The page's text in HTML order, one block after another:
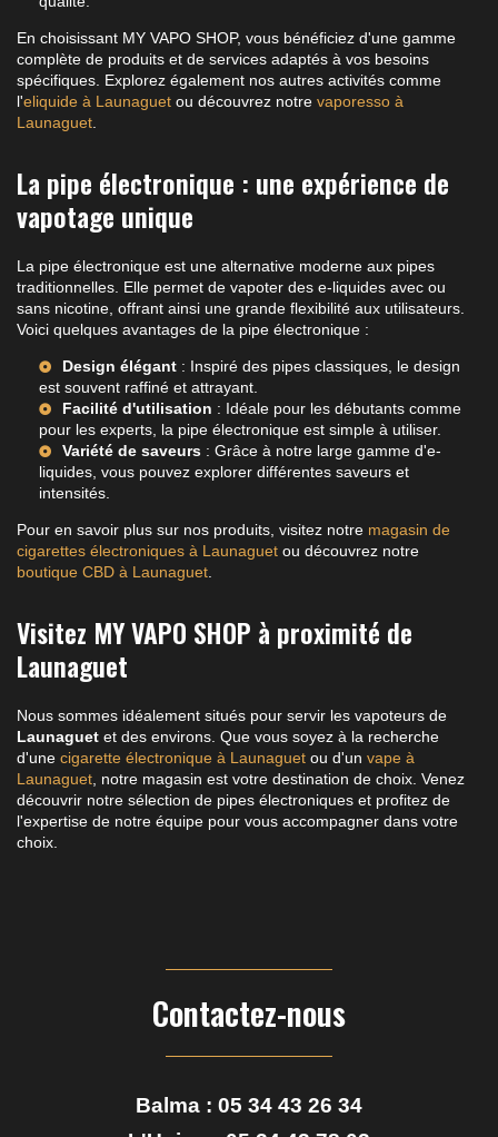
En choisissant MY VAPO SHOP, vous bénéficiez d'une gamme
complète de produits et de services adaptés à vos besoins
spécifiques. Explorez également nos autres activités comme
l'eliquide à Launaguet ou découvrez notre vaporesso à
Launaguet
La pipe électronique : une expérience de
vapotage unique
La pipe électronique est une alternative moderne aux pipes
traditionnelles. Elle permet de vapoter des e-liquides avec ou
sans nicotine, offrant ainsi une grande flexibilité aux utilisateurs.
Voici quelques avantages de la pipe électronique :
Design élégant : Inspiré des pipes classiques, le design
est souvent raffiné et attrayant.
Facilité d'utilisation : Idéale pour les débutants comme
pour les experts, la pipe électronique est simple à utiliser.
Variété de saveurs : Grâce à notre large gamme d'e-
liquides, vous pouvez explorer différentes saveurs et
intensités.
Pour en savoir plus sur nos produits, visitez notre magasin de
cigarettes électroniques à Launaguet ou découvrez notre
boutique CBD à Launaguet
Visitez MY VAPO SHOP à proximité de
Launaguet
Nous sommes idéalement situés pour servir les vapoteurs de
Launaguet et des environs. Que vous soyez à la recherche
d'une cigarette électronique à Launaguet ou d'un vape à
Launaguet , notre magasin est votre destination de choix. Venez
découvrir notre sélection de pipes électroniques et profitez de
l'expertise de notre équipe pour vous accompagner dans votre
choix.
Contactez-nous
Balma : 05 34 43 26 34